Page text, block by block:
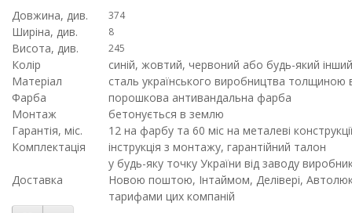
Довжина, див.
374
Ширіна, див. 8
Висота, див. 245
Колір
синій, жовтий, червоний або будь-який
Матеріал
сталь українського виробництва толщиною
Фарба
порошкова антивандальна фарба
Монтаж
бетонується в землю
Гарантія, міс.
12 на фарбу та 60 міс на металеві
Комплектація
інструкція з монтажу, гарантійний талон
Доставка
у будь-яку точку України від заводу
Новою поштою, Інтаймом, Делівері,
тарифами цих компаній